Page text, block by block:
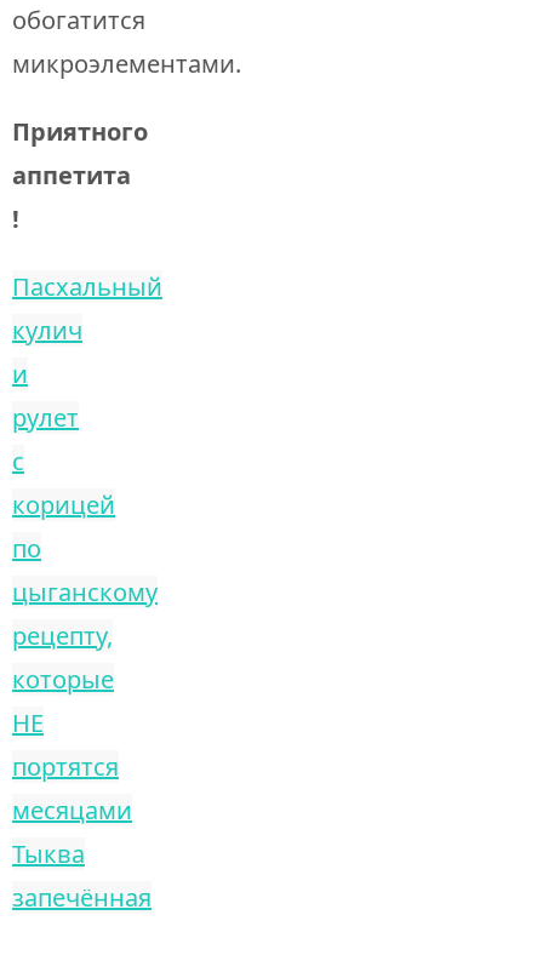
обогатится
микроэлементами.
Приятного
аппетита
!
Пасхальный
кулич
и
рулет
с
корицей
по
цыганскому
рецепту,
которые
НЕ
портятся
месяцами
Тыква
запечённая